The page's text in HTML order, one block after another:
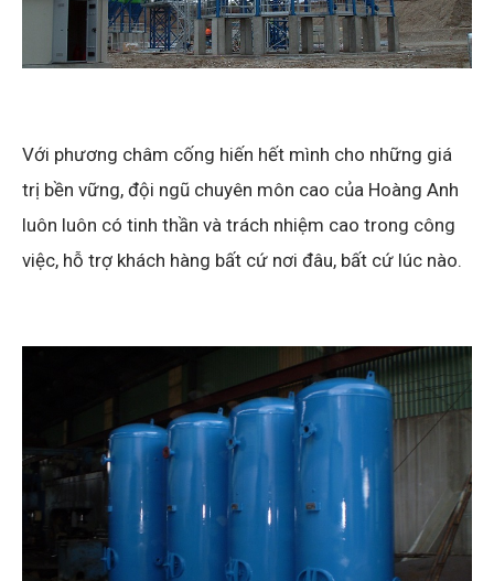
Với phương châm cống hiến hết mình cho những giá
trị bền vững, đội ngũ chuyên môn cao của Hoàng Anh
luôn luôn có tinh thần và trách nhiệm cao trong công
việc, hỗ trợ khách hàng bất cứ nơi đâu, bất cứ lúc nào.